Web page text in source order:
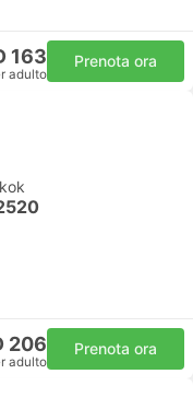
163
adulto
Prenota ora
206
adulto
Prenota ora